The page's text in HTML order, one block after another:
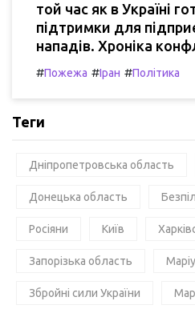
той час як в Україні
підтримки для
нападів. Хроніка
#Пожежа #Іран #Політика
Теги
Дніпропетровська область
Донецька область
Росіяни Київ
Запорізька область
Збройні сили України